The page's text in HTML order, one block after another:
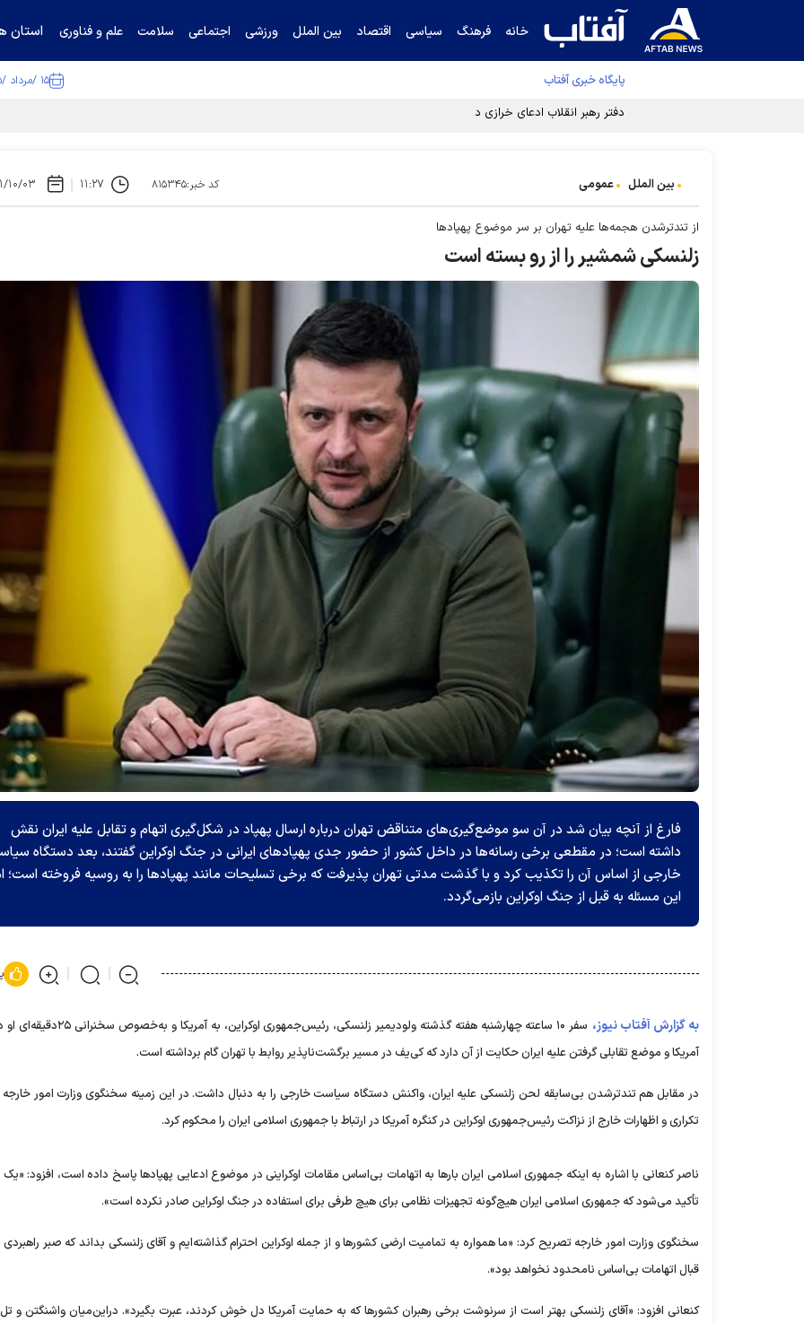
خانه فرهنگ سیاسی اقتصاد بین الملل ورزشی اجتماعی سلامت علم و فناوری استان
پایگاه خبری آفتاب ۱۵ /مرداد /۱۴۰۵
دفتر رهبر انقلاب ادعای خرازی درباره پزشکیان را تکذیب کرد
بین الملل عمومی کد خبر:۸۱۵۳۴۵ ۱۱:۲۷ ۱۴۰۱/
از تندترشدن هجمه‌ها علیه تهران بر سر موضوع پهپاد‌ها
زلنسکی شمشیر را از رو بسته است
فارغ از آنچه بیان شد در آن سو موضع‌گیری‌های متناقض تهران درباره ارسال پهپاد در شکل‌گیری اتهام و تقابل علیه ایران نقش
داشته است؛ در مقطعی برخی رسانه‌ها در داخل کشور از حضور جدی پهپاد‌های ایرانی در جنگ اوکراین گفتند، بعد دستگاه
خارجی از اساس آن را تکذیب کرد و با گذشت مدتی تهران پذیرفت که برخی تسلیحات مانند پهپاد‌ها را به روسیه فروخته است؛
این مسئله به قبل از جنگ اوکراین بازمی‌گردد.
به گزارش آفتاب نیوز،
سفر ۱۰ ساعته چهارشنبه هفته گذشته ولودیمیر زلنسکی، رئیس‌جمهوری
آمریکا و موضع تقابلی گرفتن علیه ایران حکایت از آن دارد که کی‌یف در مسیر برگشت‌ناپذیر روابط با تهران گام برداشته است.
در مقابل هم تندترشدن بی‌سابقه لحن زلنسکی علیه ایران، واکنش دستگاه سیاست خارجی را به دنبال داشت. در این زمینه سخنگوی وزارت امور خارجه
تکراری و اظهارات خارج از نزاکت رئیس‌جمهوری اوکراین در کنگره آمریکا در ارتباط با جمهوری اسلامی ایران را محکوم کرد.
ناصر کنعانی با اشاره به اینکه جمهوری اسلامی ایران بار‌ها به اتهامات بی‌اساس مقامات اوکراینی در موضوع ادعایی پهپاد‌ها پاسخ داده است، افزود: «یک
تأکید می‌شود که جمهوری اسلامی ایران هیچ‌گونه تجهیزات نظامی برای هیچ طرفی برای استفاده در جنگ اوکراین صادر نکرده است».
سخنگوی وزارت امور خارجه تصریح کرد: «ما همواره به تمامیت ارضی کشور‌ها و از جمله اوکراین احترام گذاشته‌ایم و آقای زلنسکی بداند که صبر راهبردی
قبال اتهامات بی‌اساس نامحدود نخواهد بود».
کنعانی افزود: «آقای زلنسکی بهتر است از سرنوشت برخی رهبران کشور‌ها که به حمایت آمریکا دل خوش کردند، عبرت بگیرد». در‌این‌میان واشنگتن و